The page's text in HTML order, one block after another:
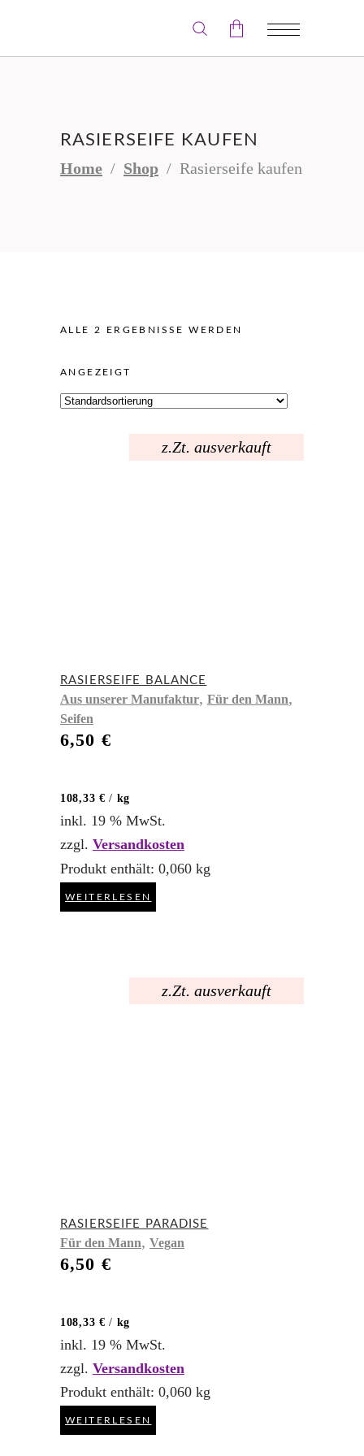
RASIERSEIFE KAUFEN
Home / Shop / Rasierseife kaufen
ALLE 2 ERGEBNISSE WERDEN
ANGEZEIGT
z.Zt. ausverkauft
RASIERSEIFE BALANCE
Aus unserer Manufaktur, Für den Mann,
Seifen
6,50 €
108,33 € / kg
inkl. 19 % MwSt.
zzgl. Versandkosten
Produkt enthält: 0,060 kg
WEITERLESEN
z.Zt. ausverkauft
RASIERSEIFE PARADISE
Für den Mann, Vegan
6,50 €
108,33 € / kg
inkl. 19 % MwSt.
zzgl. Versandkosten
Produkt enthält: 0,060 kg
WEITERLESEN